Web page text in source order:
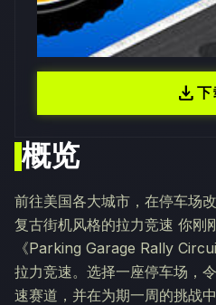
概览
前往美国各大城市，在停车场
复古街机风格的拉力竞速 你刚
《Parking Garage Rally
拉力竞速。选择一座停车场，
速赛道，并在为期一周的挑战
download下